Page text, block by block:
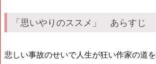
「思いやりのススメ」 あらすじ
悲しい事故のせいで人生が狂い作家の道